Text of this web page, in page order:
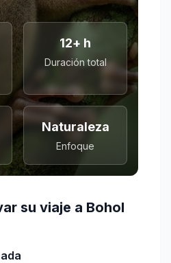
12+ h
Duración total
Naturaleza
Enfoque
su viaje a Bohol